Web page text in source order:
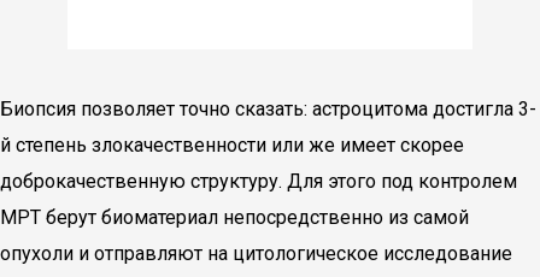
Биопсия позволяет точно сказать: астроцитома достигла 3-
й степень злокачественности или же имеет скорее
доброкачественную структуру. Для этого под контролем
МРТ берут биоматериал непосредственно из самой
опухоли и отправляют на цитологическое исследование